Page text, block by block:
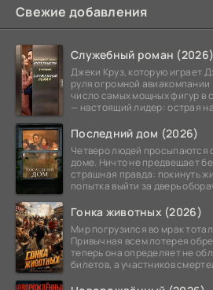
Свежие добавления
Служебный роман (2026)
Джеки Круз, которую играет
руля огромной авиакомпании
число самых мощных фигур в
— настоящий лидер: острая
Последний дом (2026)
Четверо людей просыпаются
доме. Ничто не предвещает
страшная правда: покинуть
попытка выйти за дверь
Гонка животных (2026)
Мир погрузился во мрак
Привычная всем лотерея
теперь она определяет не
билетов, а участников